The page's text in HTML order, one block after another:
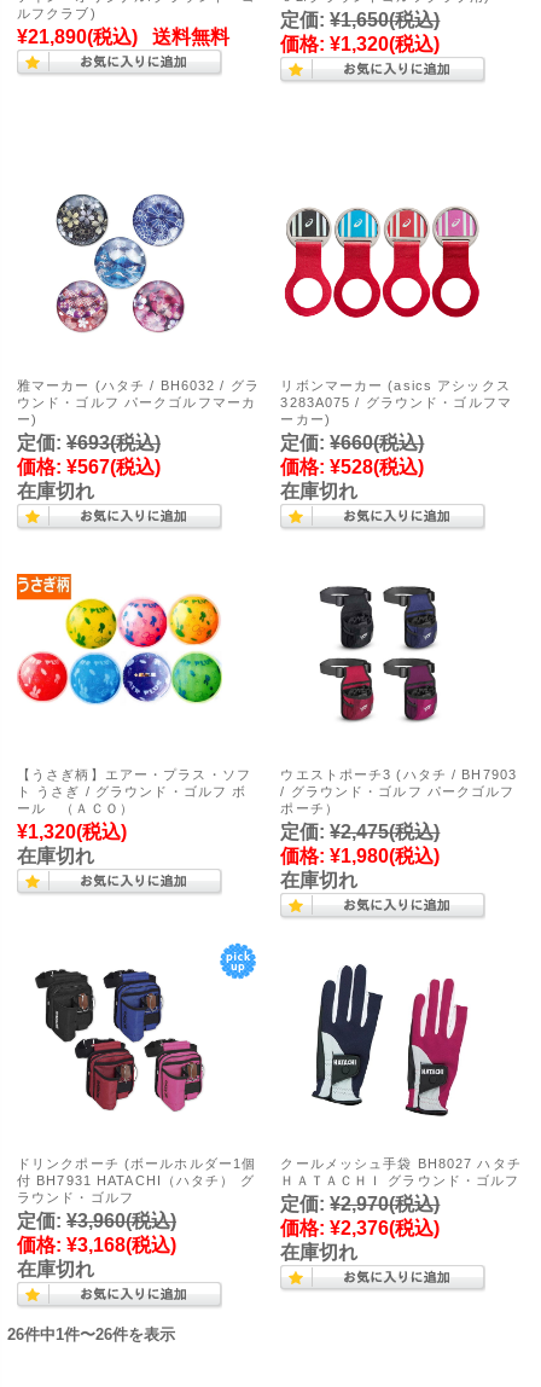
ルフクラブ)
¥21,890(税込) 送料無料
定価: ¥1,650(税込)
価格: ¥1,320(税込)
雅マーカー (ハタチ / BH6032 / グラ
ウンド・ゴルフ パークゴルフマーカ
ー)
定価: ¥693(税込)
価格: ¥567(税込)
在庫切れ
リボンマーカー (asics アシックス
3283A075 / グラウンド・ゴルフマ
ーカー)
定価: ¥660(税込)
価格: ¥528(税込)
在庫切れ
【うさぎ柄】エアー・プラス・ソフ
ト うさぎ / グラウンド・ゴルフ ボ
ール （ＡＣＯ）
¥1,320(税込)
在庫切れ
ウエストポーチ3 (ハタチ / BH7903
/ グラウンド・ゴルフ パークゴルフ
ポーチ）
定価: ¥2,475(税込)
価格: ¥1,980(税込)
在庫切れ
ドリンクポーチ (ボールホルダー1個
付 BH7931 HATACHI（ハタチ） グ
ラウンド・ゴルフ
定価: ¥3,960(税込)
価格: ¥3,168(税込)
在庫切れ
クールメッシュ手袋 BH8027 ハタチ
ＨＡＴＡＣＨＩ グラウンド・ゴルフ
定価: ¥2,970(税込)
価格: ¥2,376(税込)
在庫切れ
26件中1件〜26件を表示